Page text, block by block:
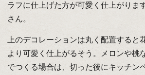
ラフに仕上げた方が可愛く仕上がりま
さん。
上のデコレーションは丸く配置すると
より可愛く仕上がるそう。メロンや桃
でつくる場合は、切った後にキッチン